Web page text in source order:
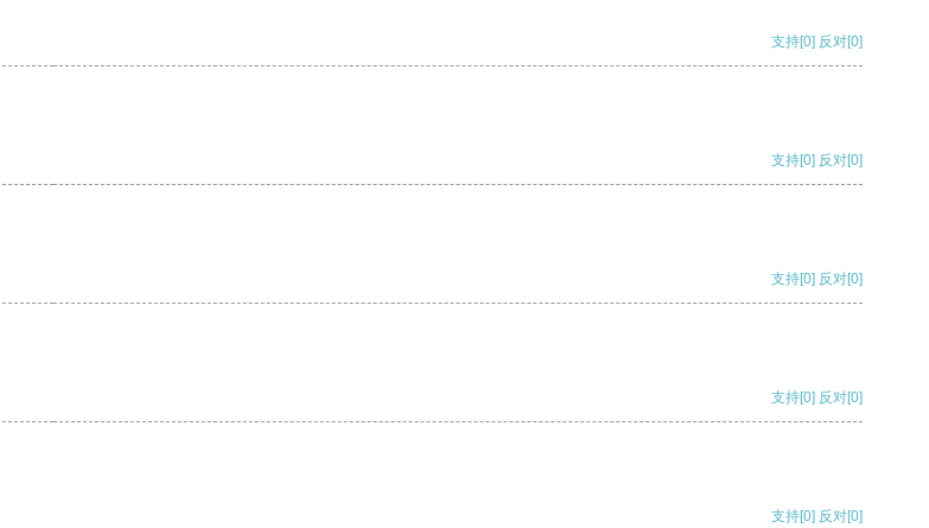
支持[0] 反对[0]
支持[0] 反对[0]
支持[0] 反对[0]
支持[0] 反对[0]
支持[0] 反对[0]